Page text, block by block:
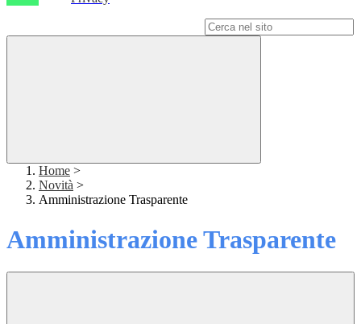
Home >
Novità >
Amministrazione Trasparente
Amministrazione Trasparente